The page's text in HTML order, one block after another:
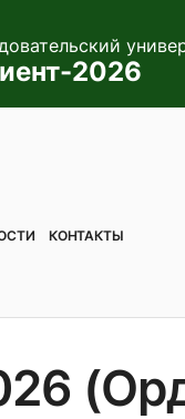
2026
КОНТАКТЫ